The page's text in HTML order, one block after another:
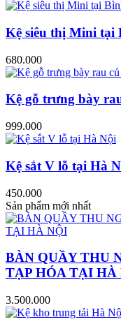
Kệ siêu thị Mini tại
680.000
Kệ gỗ trưng bày
999.000
Kệ sắt V lỗ tại Hà
450.000
Sản phẩm mới nhất
BÀN QUẦY THU
TẠP HÓA TẠI HÀ
3.500.000